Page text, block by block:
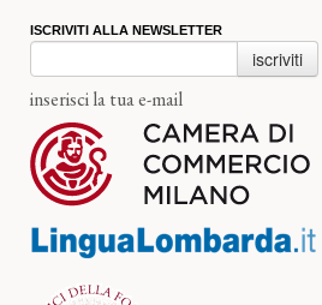
ISCRIVITI ALLA NEWSLETTER
iscriviti
inserisci la tua e-mail